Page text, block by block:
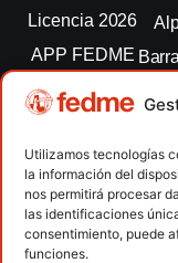
Utilizamos tecnologías
la información del
nos permitirá procesar
las identificaciones
consentimiento, puede
funciones.
Licencia 2026
APP FEDME
Transparencia
autonómicas
Clubes
Contacto